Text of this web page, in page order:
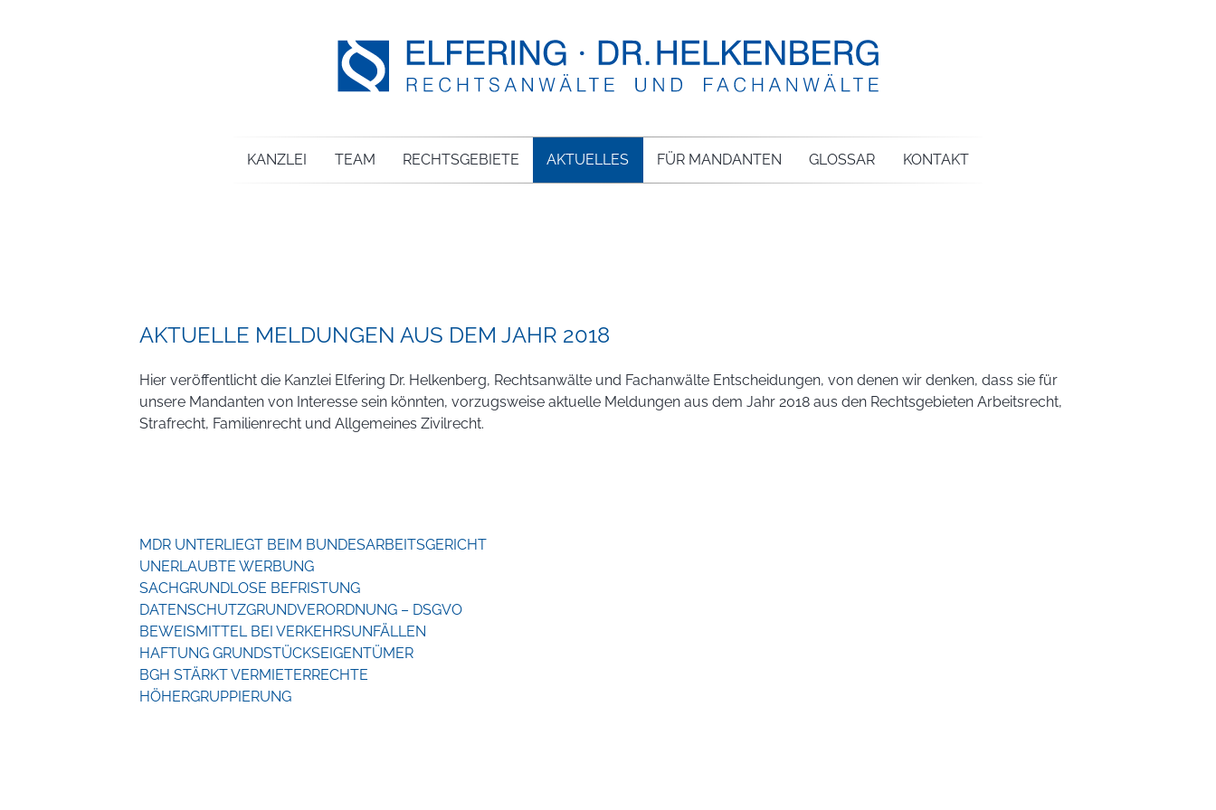
KANZLEI TEAM RECHTSGEBIETE AKTUELLES FÜR MANDANTEN GLOSSAR KONTAKT
AKTUELLE MELDUNGEN AUS DEM JAHR 2018
Hier veröffentlicht die Kanzlei Elfering Dr. Helkenberg, Rechtsanwälte und Fachanwälte Entscheidungen, von denen wir denken, dass sie für
unsere Mandanten von Interesse sein könnten, vorzugsweise aktuelle Meldungen aus dem Jahr 2018 aus den Rechtsgebieten Arbeitsrecht,
Strafrecht, Familienrecht und Allgemeines Zivilrecht.
MDR UNTERLIEGT BEIM BUNDESARBEITSGERICHT
UNERLAUBTE WERBUNG
SACHGRUNDLOSE BEFRISTUNG
DATENSCHUTZGRUNDVERORDNUNG – DSGVO
BEWEISMITTEL BEI VERKEHRSUNFÄLLEN
HAFTUNG GRUNDSTÜCKSEIGENTÜMER
BGH STÄRKT VERMIETERRECHTE
HÖHERGRUPPIERUNG